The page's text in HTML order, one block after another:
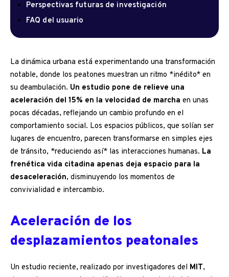
Perspectivas futuras de investigación
FAQ del usuario
La dinámica urbana está experimentando una transformación
notable, donde los peatones muestran un ritmo *inédito* en
su deambulación. Un estudio pone de relieve una
aceleración del 15% en la velocidad de marcha en unas
pocas décadas, reflejando un cambio profundo en el
comportamiento social. Los espacios públicos, que solían ser
lugares de encuentro, parecen transformarse en simples ejes
de tránsito, *reduciendo así* las interacciones humanas. La
frenética vida citadina apenas deja espacio para la
desaceleración, disminuyendo los momentos de
convivialidad e intercambio.
Aceleración de los
desplazamientos peatonales
Un estudio reciente, realizado por investigadores del MIT,